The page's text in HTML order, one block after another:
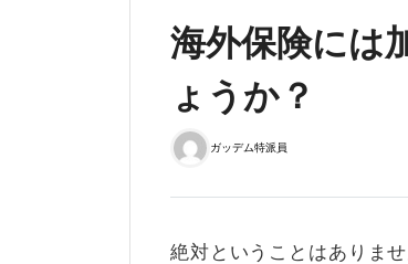
海外保険には
ょうか？
ガッデム特派員
絶対ということはありま